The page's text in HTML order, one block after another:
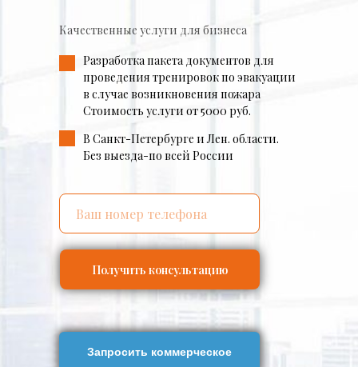
6007971@bcs.spb.ru
Качественные услуги для бизнеса
Разработка пакета документов для
проведения тренировок по эвакуации
в случае возникновения пожара
Стоимость услуги от 5000 руб.
В Санкт-Петербурге и Лен. области.
Без выезда-по всей России
Получить консультацию
Запросить коммерческое